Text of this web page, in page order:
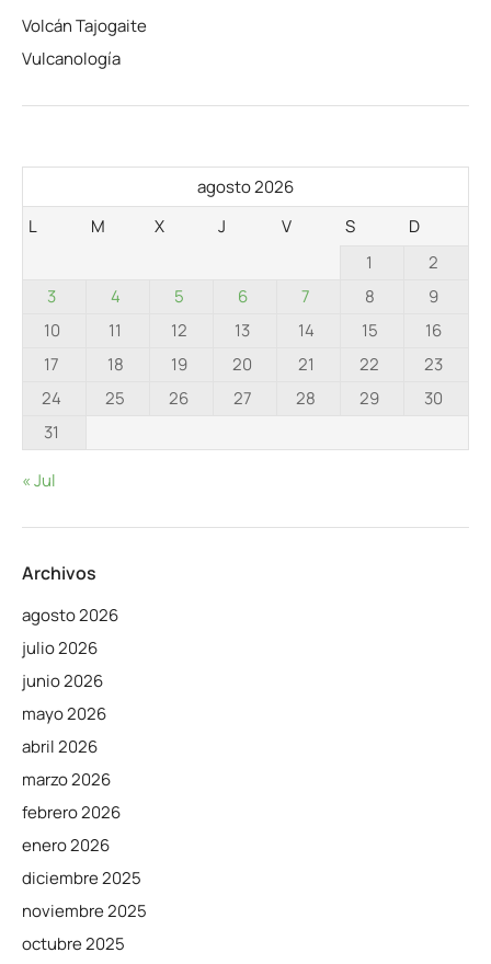
Volcán Tajogaite
Vulcanología
agosto 2026
L
M X J V S
D
1
2
3
4 5 6 7 8
9
10
11 12 13 14 15
16
17
18 19 20 21 22
23
24
25 26 27 28 29
30
31
« Jul
Archivos
agosto 2026
julio 2026
junio 2026
mayo 2026
abril 2026
marzo 2026
febrero 2026
enero 2026
diciembre 2025
noviembre 2025
octubre 2025